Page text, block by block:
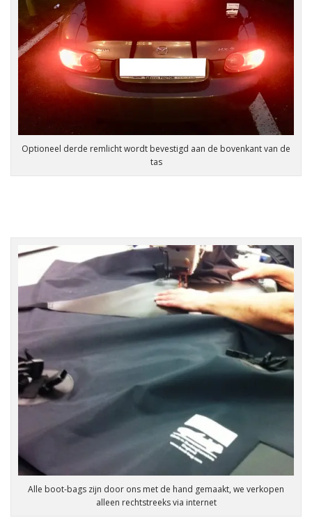
Optioneel derde remlicht wordt bevestigd aan de bovenkant van de
tas
Alle boot-bags zijn door ons met de hand gemaakt, we verkopen
alleen rechtstreeks via internet